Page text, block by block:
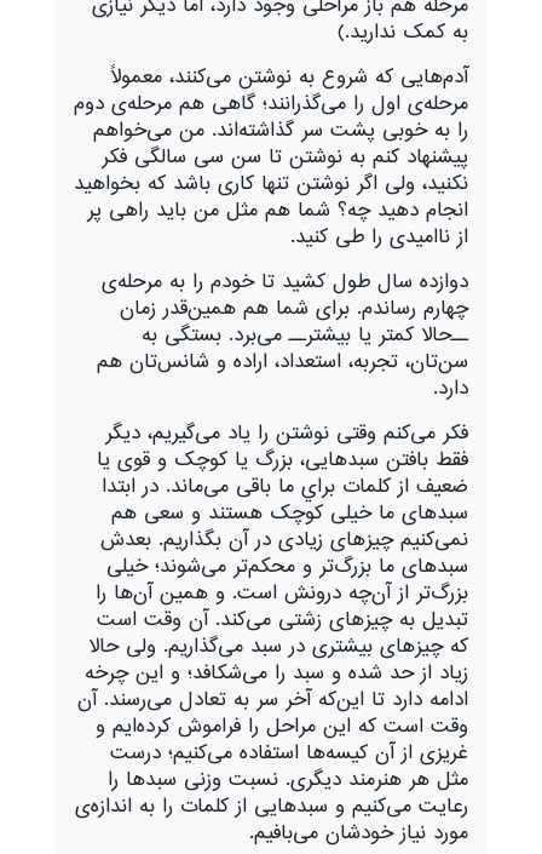
به کمک نداريد.)
آدمهايی که شروع به نوشتن می‌کنند، معمولاً
مرحله‌ی اول را می‌گذرانند؛ گاهی هم مرحلهی دوم
را به خوبی پشت سر گذاشتهاند. من می‌خواهم
پيشنهاد کنم به نوشتن تا سن سی سالگی فکر
نکنيد، ولی اگر نوشتن تنها کاری باشد که بخواهيد
انجام دهيد چه؟ شما هم مثل من بايد راهی پر
از نااميدی را طی کنيد.
دوازده سال طول کشيد تا خودم را به مرحلهی
چهارم رساندم. برای شما هم همین‌قدر زمان
ــ‌حالا کمتر يا بيشتر‌ــ می‌برد. بستگی به
سن‌تان، تجربه، استعداد، اراده و شانس‌تان هم
دارد.
فکر می‌کنم وقتی نوشتن را ياد می‌گيريم، ديگر
فقط بافتن سبدهايی، بزرگ يا کوچک و قوی يا
ضعيف از کلمات براي ما باقی می‌ماند. در ابتدا
سبدهای ما خيلی کوچک هستند و سعی هم
نمی‌کنيم چيزهای زيادی در آن بگذاريم. بعدش
سبدهای ما بزرگ‌تر و محکم‌تر می‌شوند؛ خيلی
بزرگ‌تر از آن‌چه درونش است. و همين آن‌ها را
تبديل به چيزهای زشتی می‌کند. آن وقت است
که چيزهای بيشتری در سبد می‌‌گذاريم. ولی حالا
زياد از حد شده و سبد را می‌شکافد؛ و اين چرخه
ادامه دارد تا اين‌که آخر سر به تعادل می‌رسند. آن
وقت است که اين مراحل را فراموش کردهايم و
غريزی از آن کيسهها استفاده می‌کنيم؛ درست
مثل هر هنرمند ديگری. نسبت وزنی سبدها را
رعايت می‌کنيم و سبدهايی از کلمات را به اندازهی
مورد نياز خودشان می‌‌بافيم.